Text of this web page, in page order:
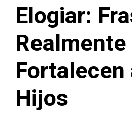
Elogiar:
Realmente
Hijos